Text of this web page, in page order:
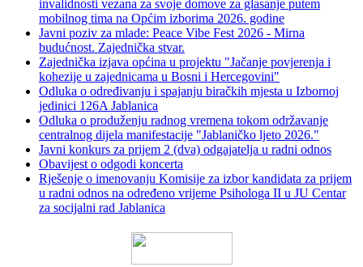
invalidnosti vezana za svoje domove za glasanje putem
mobilnog tima na Općim izborima 2026. godine
Javni poziv za mlade: Peace Vibe Fest 2026 - Mirna
budućnost. Zajednička stvar.
Zajednička izjava općina u projektu "Jačanje povjerenja i
kohezije u zajednicama u Bosni i Hercegovini"
Odluka o određivanju i spajanju biračkih mjesta u Izbornoj
jedinici 126A Jablanica
Odluka o produženju radnog vremena tokom održavanje
centralnog dijela manifestacije "Jablaničko ljeto 2026."
Javni konkurs za prijem 2 (dva) odgajatelja u radni odnos
Obavijest o odgodi koncerta
Rješenje o imenovanju Komisije za izbor kandidata za prijem
u radni odnos na određeno vrijeme Psihologa II u JU Centar
za socijalni rad Jablanica